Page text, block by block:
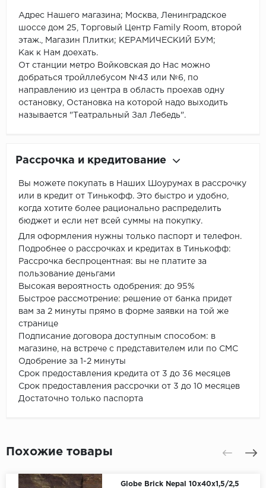
Адрес Нашего магазина; Москва, Ленинградское
шоссе дом 25, Торговый Центр Family Room, второй
этаж., Магазин Плитки; КЕРАМИЧЕСКИЙ БУМ;
Как к Нам доехать.
От станции метро Войковская до Нас можно
добраться тройллебусом №43 или №6, по
направлению из центра в область проехав одну
остановку, Остановка на которой надо выходить
называется "Театральный Зал Лебедь".
Рассрочка и кредитование
Вы можете покупать в Наших Шоурумах в рассрочку
или в кредит от Тинькофф. Это быстро и удобно,
когда хотите более рационально распределить
бюджет и если нет всей суммы на покупку.
Для оформления нужны только паспорт и телефон.
Подробнее о рассрочках и кредитах в Тинькофф:
Рассрочка беспроцентная: вы не платите за
пользование деньгами
Высокая вероятность одобрения: до 95%
Быстрое рассмотрение: решение от банка придет
вам за 2 минуты прямо в форме заявки на той же
странице
Подписание договора доступным способом: в
магазине, на встрече с представителем или по СМС
Одобрение за 1-2 минуты
Срок предоставления кредита от 3 до 36 месяцев
Срок предоставления рассрочки от 3 до 10 месяцев
Достаточно только паспорта
Похожие товары
Globe Brick Nepal 10x40x1,5/2,5